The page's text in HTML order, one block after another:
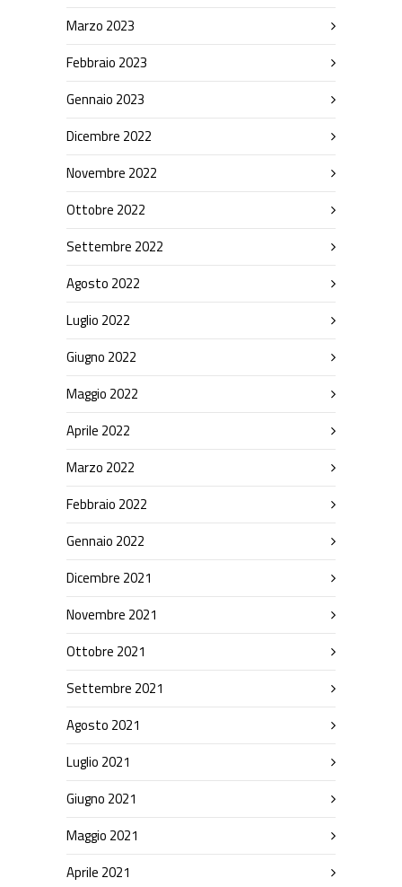
Marzo 2023
Febbraio 2023
Gennaio 2023
Dicembre 2022
Novembre 2022
Ottobre 2022
Settembre 2022
Agosto 2022
Luglio 2022
Giugno 2022
Maggio 2022
Aprile 2022
Marzo 2022
Febbraio 2022
Gennaio 2022
Dicembre 2021
Novembre 2021
Ottobre 2021
Settembre 2021
Agosto 2021
Luglio 2021
Giugno 2021
Maggio 2021
Aprile 2021